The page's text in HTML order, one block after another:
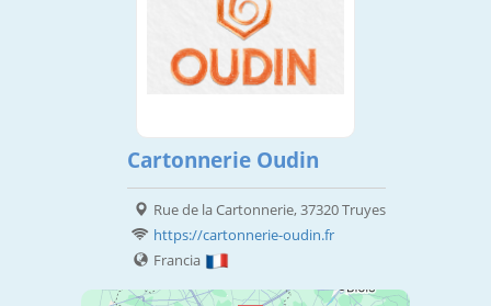
Cartonnerie Oudin
Rue de la Cartonnerie, 37320 Truyes
https://cartonnerie-oudin.fr
Francia